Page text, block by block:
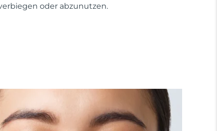
oder abzunutzen.